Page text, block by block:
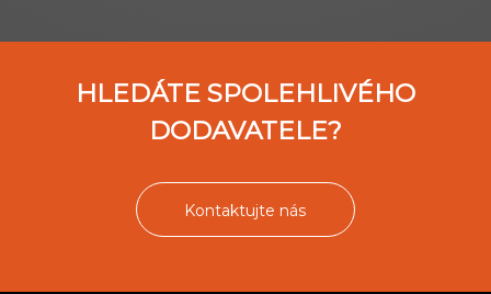
HLEDÁTE SPOLEHLIVÉHO
DODAVATELE?
Kontaktujte nás